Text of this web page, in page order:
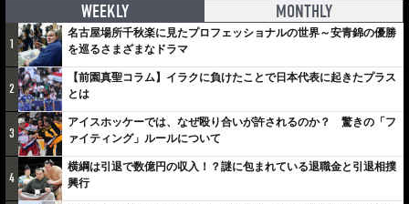
WEEKLY MONTHLY
1
名古屋場所千秋楽に見たプロフェッショナルの世界～安青錦の優勝
を巡るさまざまなドラマ
2
【前園真聖コラム】イラクに負けたことで日本代表に起きたプラス
とは
3
アイスホッケーでは、なぜ殴り合いが許されるのか？ 驚きの「フ
ァイティング」ルールについて
4
横綱は引退で数億円の収入！？謎に包まれている退職金と引退相撲
興行